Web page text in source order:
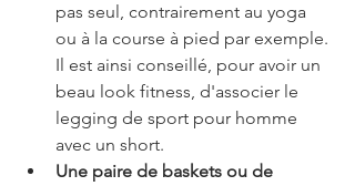
pas seul, contrairement au yoga
ou à la course à pied par exemple.
Il est ainsi conseillé, pour avoir un
beau look fitness, d'associer le
legging de sport pour homme
avec un short.
Une paire de baskets ou de